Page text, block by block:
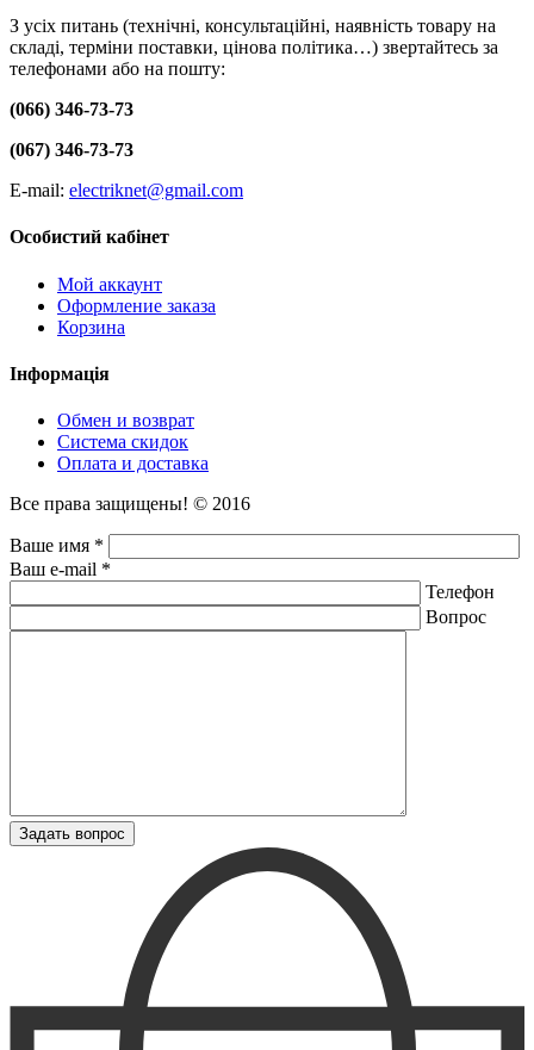
З усіх питань (технічні, консультаційні, наявність товару на
складі, терміни поставки, цінова політика…) звертайтесь за
телефонами або на пошту:
(066) 346-73-73
(067) 346-73-73
E-mail: electriknet@gmail.com
Особистий кабінет
Мой аккаунт
Оформление заказа
Корзина
Інформація
Обмен и возврат
Система скидок
Оплата и доставка
Все права защищены! © 2016
Ваше имя *
Ваш e-mail *
Телефон
Вопрос